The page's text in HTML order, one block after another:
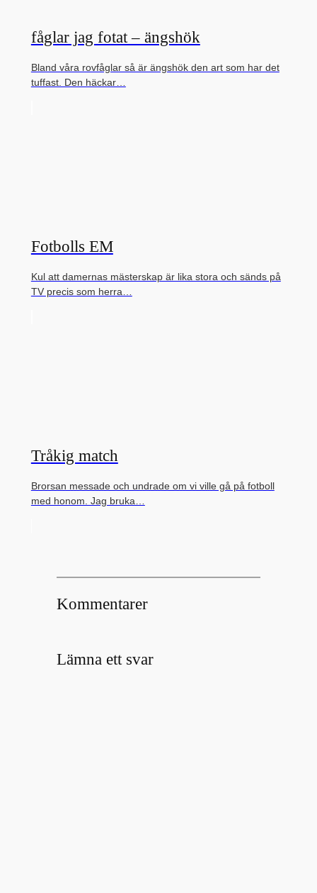
fåglar jag fotat – ängshök
Bland våra rovfåglar så är ängshök den art som har det
tuffast. Den häckar…
Fotbolls EM
Kul att damernas mästerskap är lika stora och sänds på
TV precis som herra…
Tråkig match
Brorsan messade och undrade om vi ville gå på fotboll
med honom. Jag bruka…
Kommentarer
Lämna ett svar